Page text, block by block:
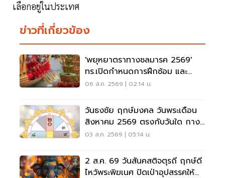
เลือกอยู่ในประเทศ
ข่าวที่เกี่ยวข้อง
'พยุหยาตราทางชลมารค 2569'
ทร.เปิดกำหนดการฝึกซ้อม และ
วันพระราชพิธี จุดชมขบวน
06 ส.ค. 2569 | 02:14 น.
วันธงชัย ฤกษ์มงคล วันพระเดือน
สิงหาคม 2569 ตรงกับวันใด กาง
ปฏิทินเช็กที่นี่
03 ส.ค. 2569 | 05:14 น.
2 ส.ค. 69 วันสันคสติจตุรถี ฤกษ์ดี
ไหว้พระพิฆเนศ ปัดเป่าอุปสรรคให้